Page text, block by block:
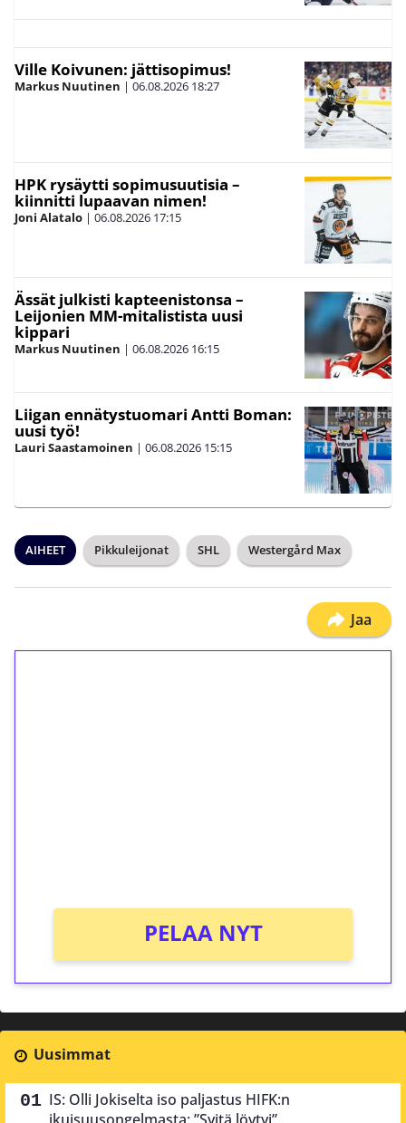
Ville Koivunen: jättisopimus!
Markus Nuutinen | 06.08.2026 18:27
HPK rysäytti sopimusuutisia –
kiinnitti lupaavan nimen!
Joni Alatalo | 06.08.2026 17:15
Ässät julkisti kapteenistonsa –
Leijonien MM-mitalistista uusi
kippari
Markus Nuutinen | 06.08.2026 16:15
Liigan ennätystuomari Antti Boman:
uusi työ!
Lauri Saastamoinen | 06.08.2026 15:15
AIHEET Pikkuleijonat SHL Westergård Max
Jaa
PELAA NYT
Uusimmat
IS: Olli Jokiselta iso paljastus HIFK:n